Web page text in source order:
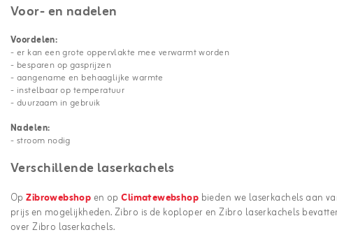
Voor- en nadelen
Voordelen:
- er kan een grote oppervlakte mee verwarmt worden
- besparen op gasprijzen
- aangename en behaaglijke warmte
- instelbaar op temperatuur
- duurzaam in gebruik
Nadelen:
- stroom nodig
Verschillende laserkachels
OpZibrowebshopen opClimatewebshop bieden we laserkachels aan
prijs en mogelijkheden. Zibro is de koploper en Zibro laserkachels
over Zibro laserkachels.